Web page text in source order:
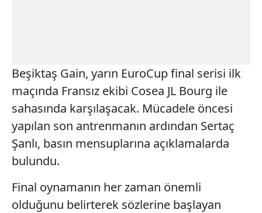
Beşiktaş Gain, yarın EuroCup final serisi ilk
maçında Fransız ekibi Cosea JL Bourg ile
sahasında karşılaşacak. Mücadele öncesi
yapılan son antrenmanın ardından Sertaç
Şanlı, basın mensuplarına açıklamalarda
bulundu.
Final oynamanın her zaman önemli
olduğunu belirterek sözlerine başlayan